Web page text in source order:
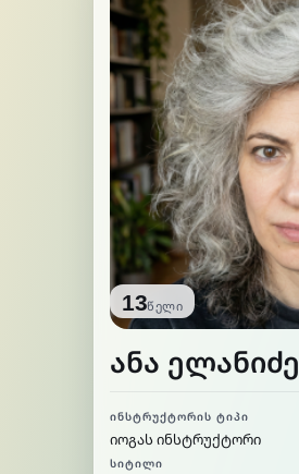
13წელი
ანა ელანიძე
ᲘᲜᲡᲢᲠᲣᲥᲢᲝᲠᲘᲡ ᲢᲘᲞᲘ
იოგას ინსტრუქტორი
ᲡᲘᲢᲘᲚᲘ